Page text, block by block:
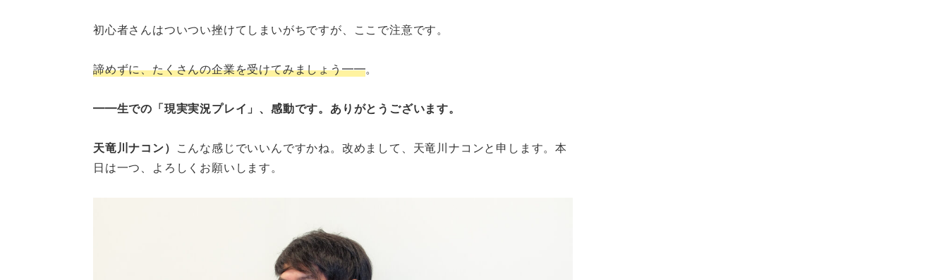
初心者さんはついつい挫けてしまいがちですが、ここで注意です。
諦めずに、たくさんの企業を受けてみましょう━━。
━━生での「現実実況プレイ」、感動です。ありがとうございます。
天竜川ナコン）
こんな感じでいいんですかね。改めまして、天竜川ナコンと申します。本
日は一つ、よろしくお願いします。